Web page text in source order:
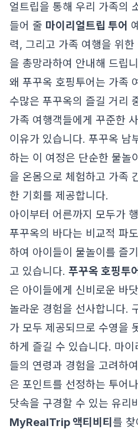
얼트립을 통해 우리 가족의
들어 줄 마이리얼트립 투어
력, 그리고 가족 여행을 위
을 총망라하여 안내해 드립
왜 푸꾸옥 호핑투어는 가족
수많은 푸꾸옥의 즐길 거리
가족 여행객들에게 꾸준한
이유가 있습니다. 푸꾸옥 남
하는 이 여정은 단순한 물놀
을 온몸으로 체험하고 가족
한 기회를 제공합니다.
아이부터 어른까지 모두가
푸꾸옥의 바다는 비교적 파
하여 아이들이 물놀이를 즐
고 있습니다. 푸꾸옥 호핑투어
은 아이들에게 신비로운 바
놀라운 경험을 선사합니다.
가 모두 제공되므로 수영을
하게 즐길 수 있습니다. 마이
들의 연령과 경험을 고려하
은 포인트를 선정하는 투어
닷속을 구경할 수 있는 유리
MyRealTrip 액티비티 를 찾